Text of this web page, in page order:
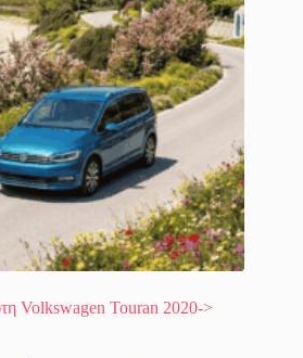
Volkswagen Touran 2020->